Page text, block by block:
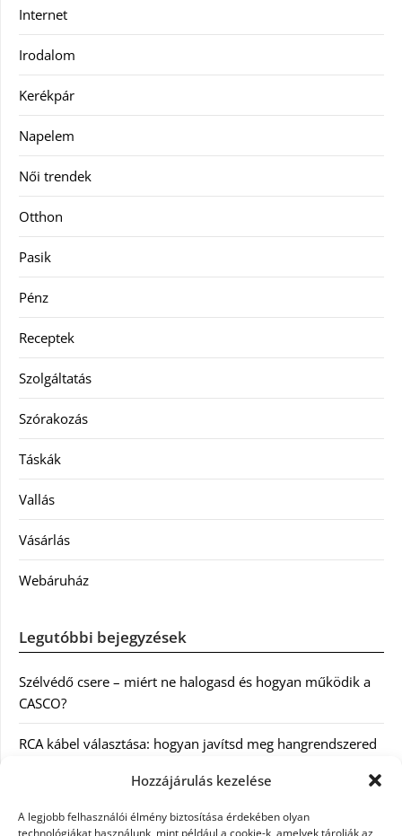
Hozzájárulás kezelése
A legjobb felhasználói élmény biztosítása érdekében olyan
technológiákat használunk, mint például a cookie-k, amelyek tárolják az
Internet
Irodalom
Kerékpár
Napelem
Női trendek
Otthon
Pasik
Pénz
Receptek
Szolgáltatás
Szórakozás
Táskák
Vallás
Vásárlás
Webáruház
Legutóbbi bejegyzések
Szélvédő csere – miért ne halogasd és hogyan működik a
CASCO?
RCA kábel választása: hogyan javítsd meg hangrendszered
Magyarországon: milyen jogi szabályozásra kell figyelni?